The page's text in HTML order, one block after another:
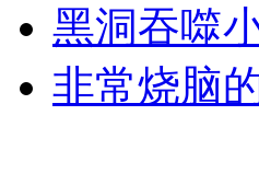
黑洞吞噬
非常烧脑